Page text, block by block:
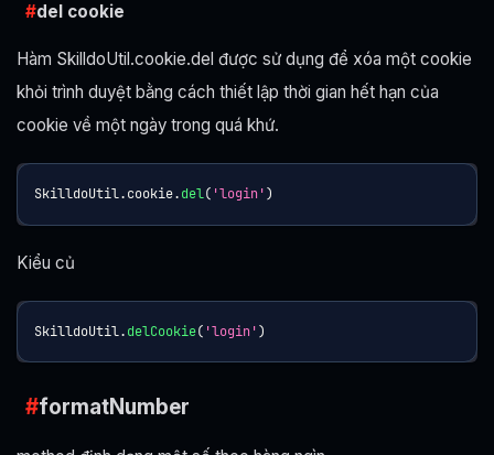
del cookie
Hàm SkilldoUtil.cookie.del được sử dụng để xóa một cookie
khỏi trình duyệt bằng cách thiết lập thời gian hết hạn của
cookie về một ngày trong quá khứ.
SkilldoUtil.cookie.del( 'login')
Kiểu củ
SkilldoUtil.delCookie( 'login')
formatNumber